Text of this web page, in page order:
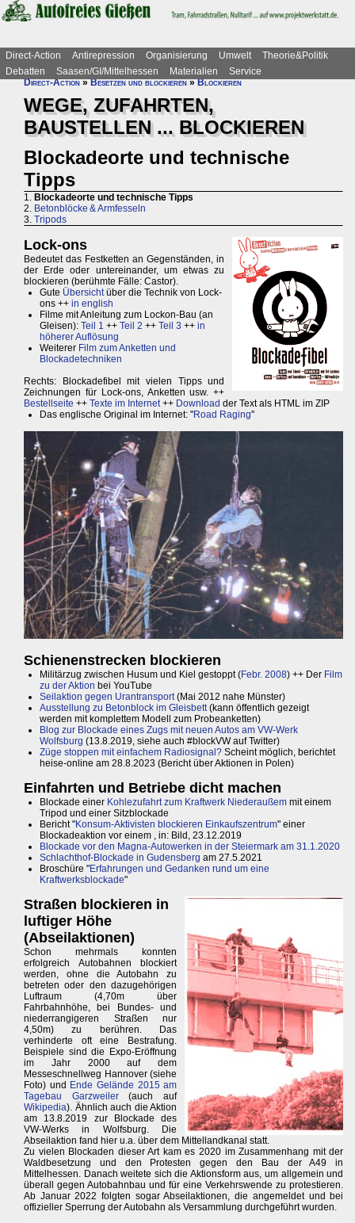
Direct-Action Antirepression Organisierung Umwelt
Theorie&Politik
Debatten
Saasen/GI/Mittelhessen Materialien
Service
Direct-Action»Besetzen und blockieren»Blockieren
WEGE, ZUFAHRTEN,
BAUSTELLEN ... BLOCKIEREN
Blockadeorte und technische
Tipps
1. Blockadeorte und technische Tipps
2. Betonblöcke & Armfesseln
3. Tripods
Lock-ons
Bedeutet das Festketten an Gegenständen, in
der Erde oder untereinander, um etwas zu
blockieren (berühmte Fälle: Castor).
Gute Übersichtüber die Technik von Lock-
ons ++ in english
Filme mit Anleitung zum Lockon-Bau (an
Gleisen): Teil 1 ++ Teil 2 ++ Teil 3 ++ in
höherer Auflösung
Weiterer Film zum Anketten und
Blockadetechniken
Rechts: Blockadefibel mit vielen Tipps und
Zeichnungen für Lock-ons, Anketten usw. ++
Bestellseite ++ Texte im Internet++ Download der Text als HTML im ZIP
Das englische Original im Internet: "Road Raging"
Schienenstrecken blockieren
Militärzug zwischen Husum und Kiel gestoppt (Febr. 2008) ++ Der Film
zu der Aktion bei YouTube
Seilaktion gegen Urantransport(Mai 2012 nahe Münster)
Ausstellung zu Betonblock im Gleisbett(kann öffentlich gezeigt
werden mit komplettem Modell zum Probeanketten)
Blog zur Blockade eines Zugs mit neuen Autos am VW-Werk
Wolfsburg (13.8.2019, siehe auch #blockVW auf Twitter)
Züge stoppen mit einfachem Radiosignal? Scheint möglich, berichtet
heise-online am 28.8.2023 (Bericht über Aktionen in Polen)
Einfahrten und Betriebe dicht machen
Blockade einer Kohlezufahrt zum Kraftwerk Niederaußem mit einem
Tripod und einer Sitzblockade
Bericht "Konsum-Aktivisten blockieren Einkaufszentrum" einer
Blockadeaktion vor einem , in: Bild, 23.12.2019
Blockade vor den Magna-Autowerken in der Steiermark am 31.1.2020
Schlachthof-Blockade in Gudensberg am 27.5.2021
Broschüre "Erfahrungen und Gedanken rund um eine
Kraftwerksblockade"
Straßen blockieren in
luftiger Höhe
(Abseilaktionen)
Schon mehrmals konnten
erfolgreich Autobahnen blockiert
werden, ohne die Autobahn zu
betreten oder den dazugehörigen
Luftraum (4,70m über
Fahrbahnhöhe, bei Bundes- und
niederrangigeren Straßen nur
4,50m) zu berühren. Das
verhinderte oft eine Bestrafung.
Beispiele sind die Expo-Eröffnung
im Jahr 2000 auf dem
Messeschnellweg Hannover (siehe
Foto) und Ende Gelände 2015 am
Tagebau Garzweiler(auch auf
Wikipedia). Ähnlich auch die Aktion
am 13.8.2019 zur Blockade des
VW-Werks in Wolfsburg. Die
Abseilaktion fand hier u.a. über dem Mittellandkanal statt.
Zu vielen Blockaden dieser Art kam es 2020 im Zusammenhang mit der
Waldbesetzung und den Protesten gegen den Bau der A49 in
Mittelhessen. Danach weitete sich die Aktionsform aus, um allgemein und
überall gegen Autobahnbau und für eine Verkehrswende zu protestieren.
Ab Januar 2022 folgten sogar Abseilaktionen, die angemeldet und bei
offizieller Sperrung der Autobahn als Versammlung durchgeführt wurden.